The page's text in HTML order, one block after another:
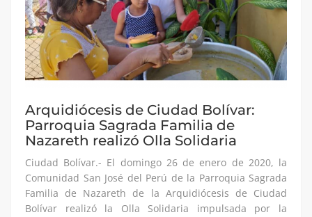
Arquidiócesis de Ciudad Bolívar:
Parroquia Sagrada Familia de
Nazareth realizó Olla Solidaria
Ciudad Bolívar.- El domingo 26 de enero de 2020, la
Comunidad San José del Perú de la Parroquia Sagrada
Familia de Nazareth de la Arquidiócesis de Ciudad
Bolívar realizó la Olla Solidaria impulsada por la